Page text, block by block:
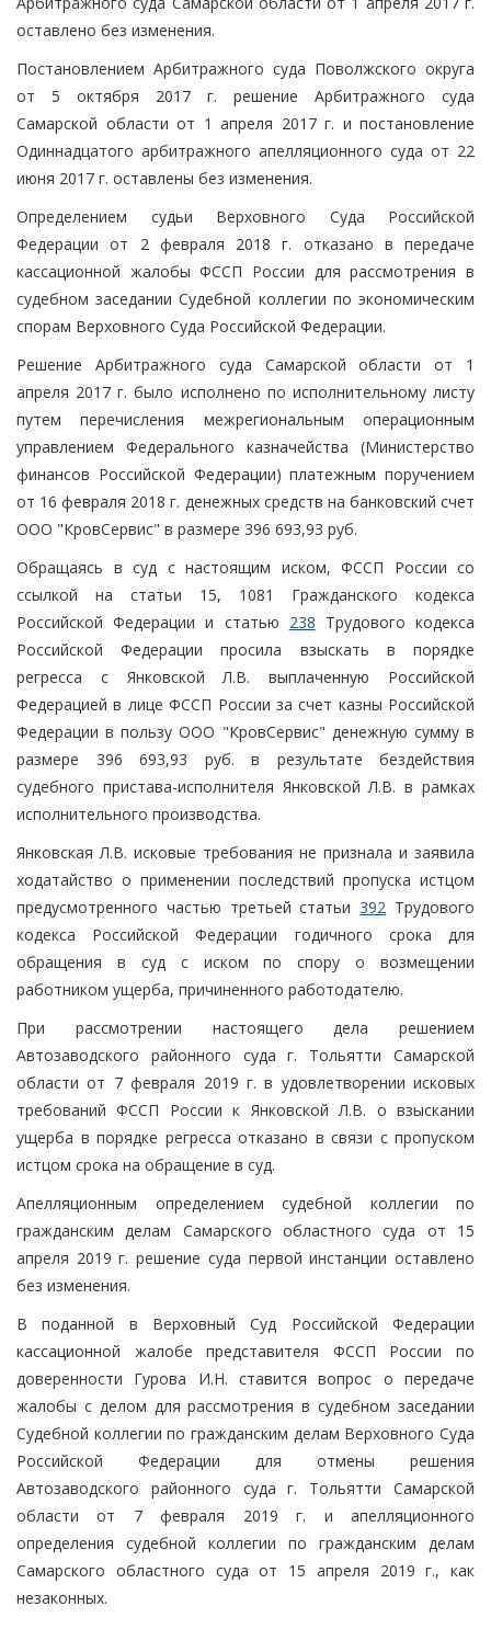
оставлено без изменения.
Постановлением Арбитражного суда Поволжского округа
от 5 октября 2017 г. решение Арбитражного суда
Самарской области от 1 апреля 2017 г. и постановление
Одиннадцатого арбитражного апелляционного суда от 22
июня 2017 г. оставлены без изменения.
Определением судьи Верховного Суда Российской
Федерации от 2 февраля 2018 г. отказано в передаче
кассационной жалобы ФССП России для рассмотрения в
судебном заседании Судебной коллегии по экономическим
спорам Верховного Суда Российской Федерации.
Решение Арбитражного суда Самарской области от 1
апреля 2017 г. было исполнено по исполнительному листу
путем перечисления межрегиональным операционным
управлением Федерального казначейства (Министерство
финансов Российской Федерации) платежным поручением
от 16 февраля 2018 г. денежных средств на банковский счет
ООО "КровСервис" в размере 396 693,93 руб.
Обращаясь в суд с настоящим иском, ФССП России со
ссылкой на статьи 15, 1081 Гражданского кодекса
Российской Федерации и статью 238 Трудового кодекса
Российской Федерации просила взыскать в порядке
регресса с Янковской Л.В. выплаченную Российской
Федерацией в лице ФССП России за счет казны Российской
Федерации в пользу ООО "КровСервис" денежную сумму в
размере 396 693,93 руб. в результате бездействия
судебного пристава-исполнителя Янковской Л.В. в рамках
исполнительного производства.
Янковская Л.В. исковые требования не признала и заявила
ходатайство о применении последствий пропуска истцом
предусмотренного частью третьей статьи392 Трудового
кодекса Российской Федерации годичного срока для
обращения в суд с иском по спору о возмещении
работником ущерба, причиненного работодателю.
При рассмотрении настоящего дела решением
Автозаводского районного суда г. Тольятти Самарской
области от 7 февраля 2019 г. в удовлетворении исковых
требований ФССП России к Янковской Л.В. о взыскании
ущерба в порядке регресса отказано в связи с пропуском
истцом срока на обращение в суд.
Апелляционным определением судебной коллегии по
гражданским делам Самарского областного суда от 15
апреля 2019 г. решение суда первой инстанции оставлено
без изменения.
В поданной в Верховный Суд Российской Федерации
кассационной жалобе представителя ФССП России по
доверенности Гурова И.Н. ставится вопрос о передаче
жалобы с делом для рассмотрения в судебном заседании
Судебной коллегии по гражданским делам Верховного Суда
Российской Федерации для отмены решения
Автозаводского районного суда г. Тольятти Самарской
области от 7 февраля 2019 г. и апелляционного
определения судебной коллегии по гражданским делам
Самарского областного суда от 15 апреля 2019 г., как
незаконных.